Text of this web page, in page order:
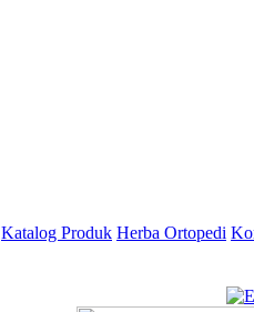
Katalog Produk Herba Ortopedi